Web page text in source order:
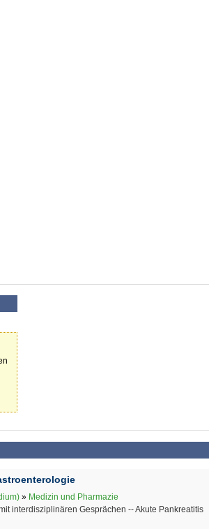
» Medizin und Pharmazie
interdisziplinären Gesprächen -- Akute Pankreatitis